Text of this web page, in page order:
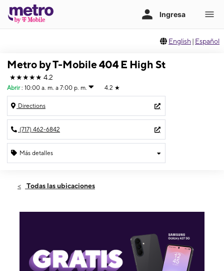
English | Español
Metro by T-Mobile 404 E High St
★★★★★ 4.2
Abrir : 10:00 a. m. a 7:00 p. m. 4.2 ★
Directions
(717) 462-6842
Más detalles
Lunes:10:00 a. m. a 7:00 p. m.
404 E High St Carlisle, PA 17013
Todas las ubicaciones